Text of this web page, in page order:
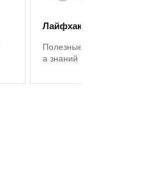
Лайфхаки 1С
Полезные советы, баз
а знаний